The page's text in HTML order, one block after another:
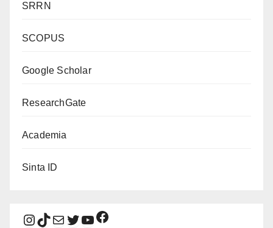
SRRN
SCOPUS
Google Scholar
ResearchGate
Academia
Sinta ID
Instagram
TikTok
MailTwitter
YouTube
Facebook